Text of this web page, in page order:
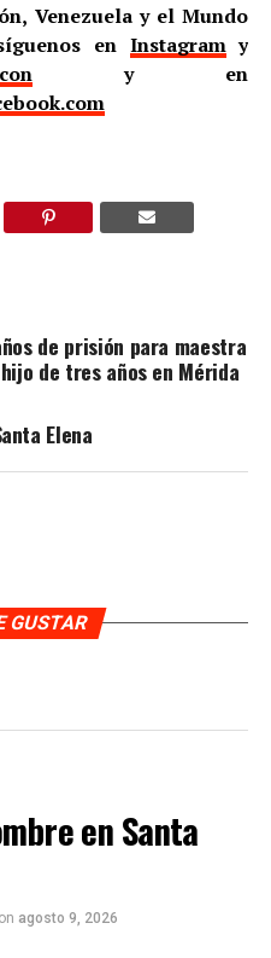
Venezuela y el Mundo
en Instagramy
y en
de prisión para maestra
de tres años en Mérida
Elena
GUSTAR
en Santa
on agosto 9, 2026